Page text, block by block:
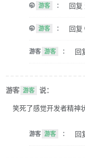
🤭 游客 ： 回复
🤭 游客 ： 回复
游客 游客 ： 回
游客 游客 说：
笑死了感觉开发者精神
游客 游客 ： 回